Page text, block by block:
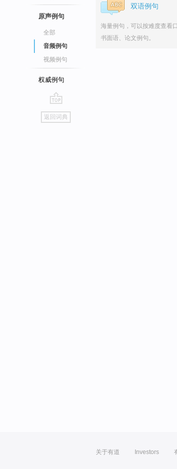
原声例句
全部
音频例句
视频例句
权威例句
go
top
返回词典
双语例句
海量例句，可以按难度查看口
书面语、论文例句。
关于有道 Investors